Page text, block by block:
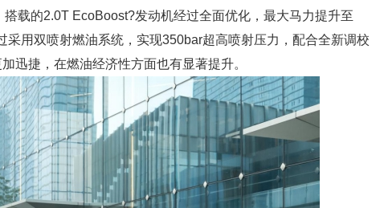
载的2.0T EcoBoost?发动机经过全面优化，最大马力提升至
采用双喷射燃油系统，实现350bar超高喷射压力，配合全新调校
迅捷，在燃油经济性方面也有显著提升。